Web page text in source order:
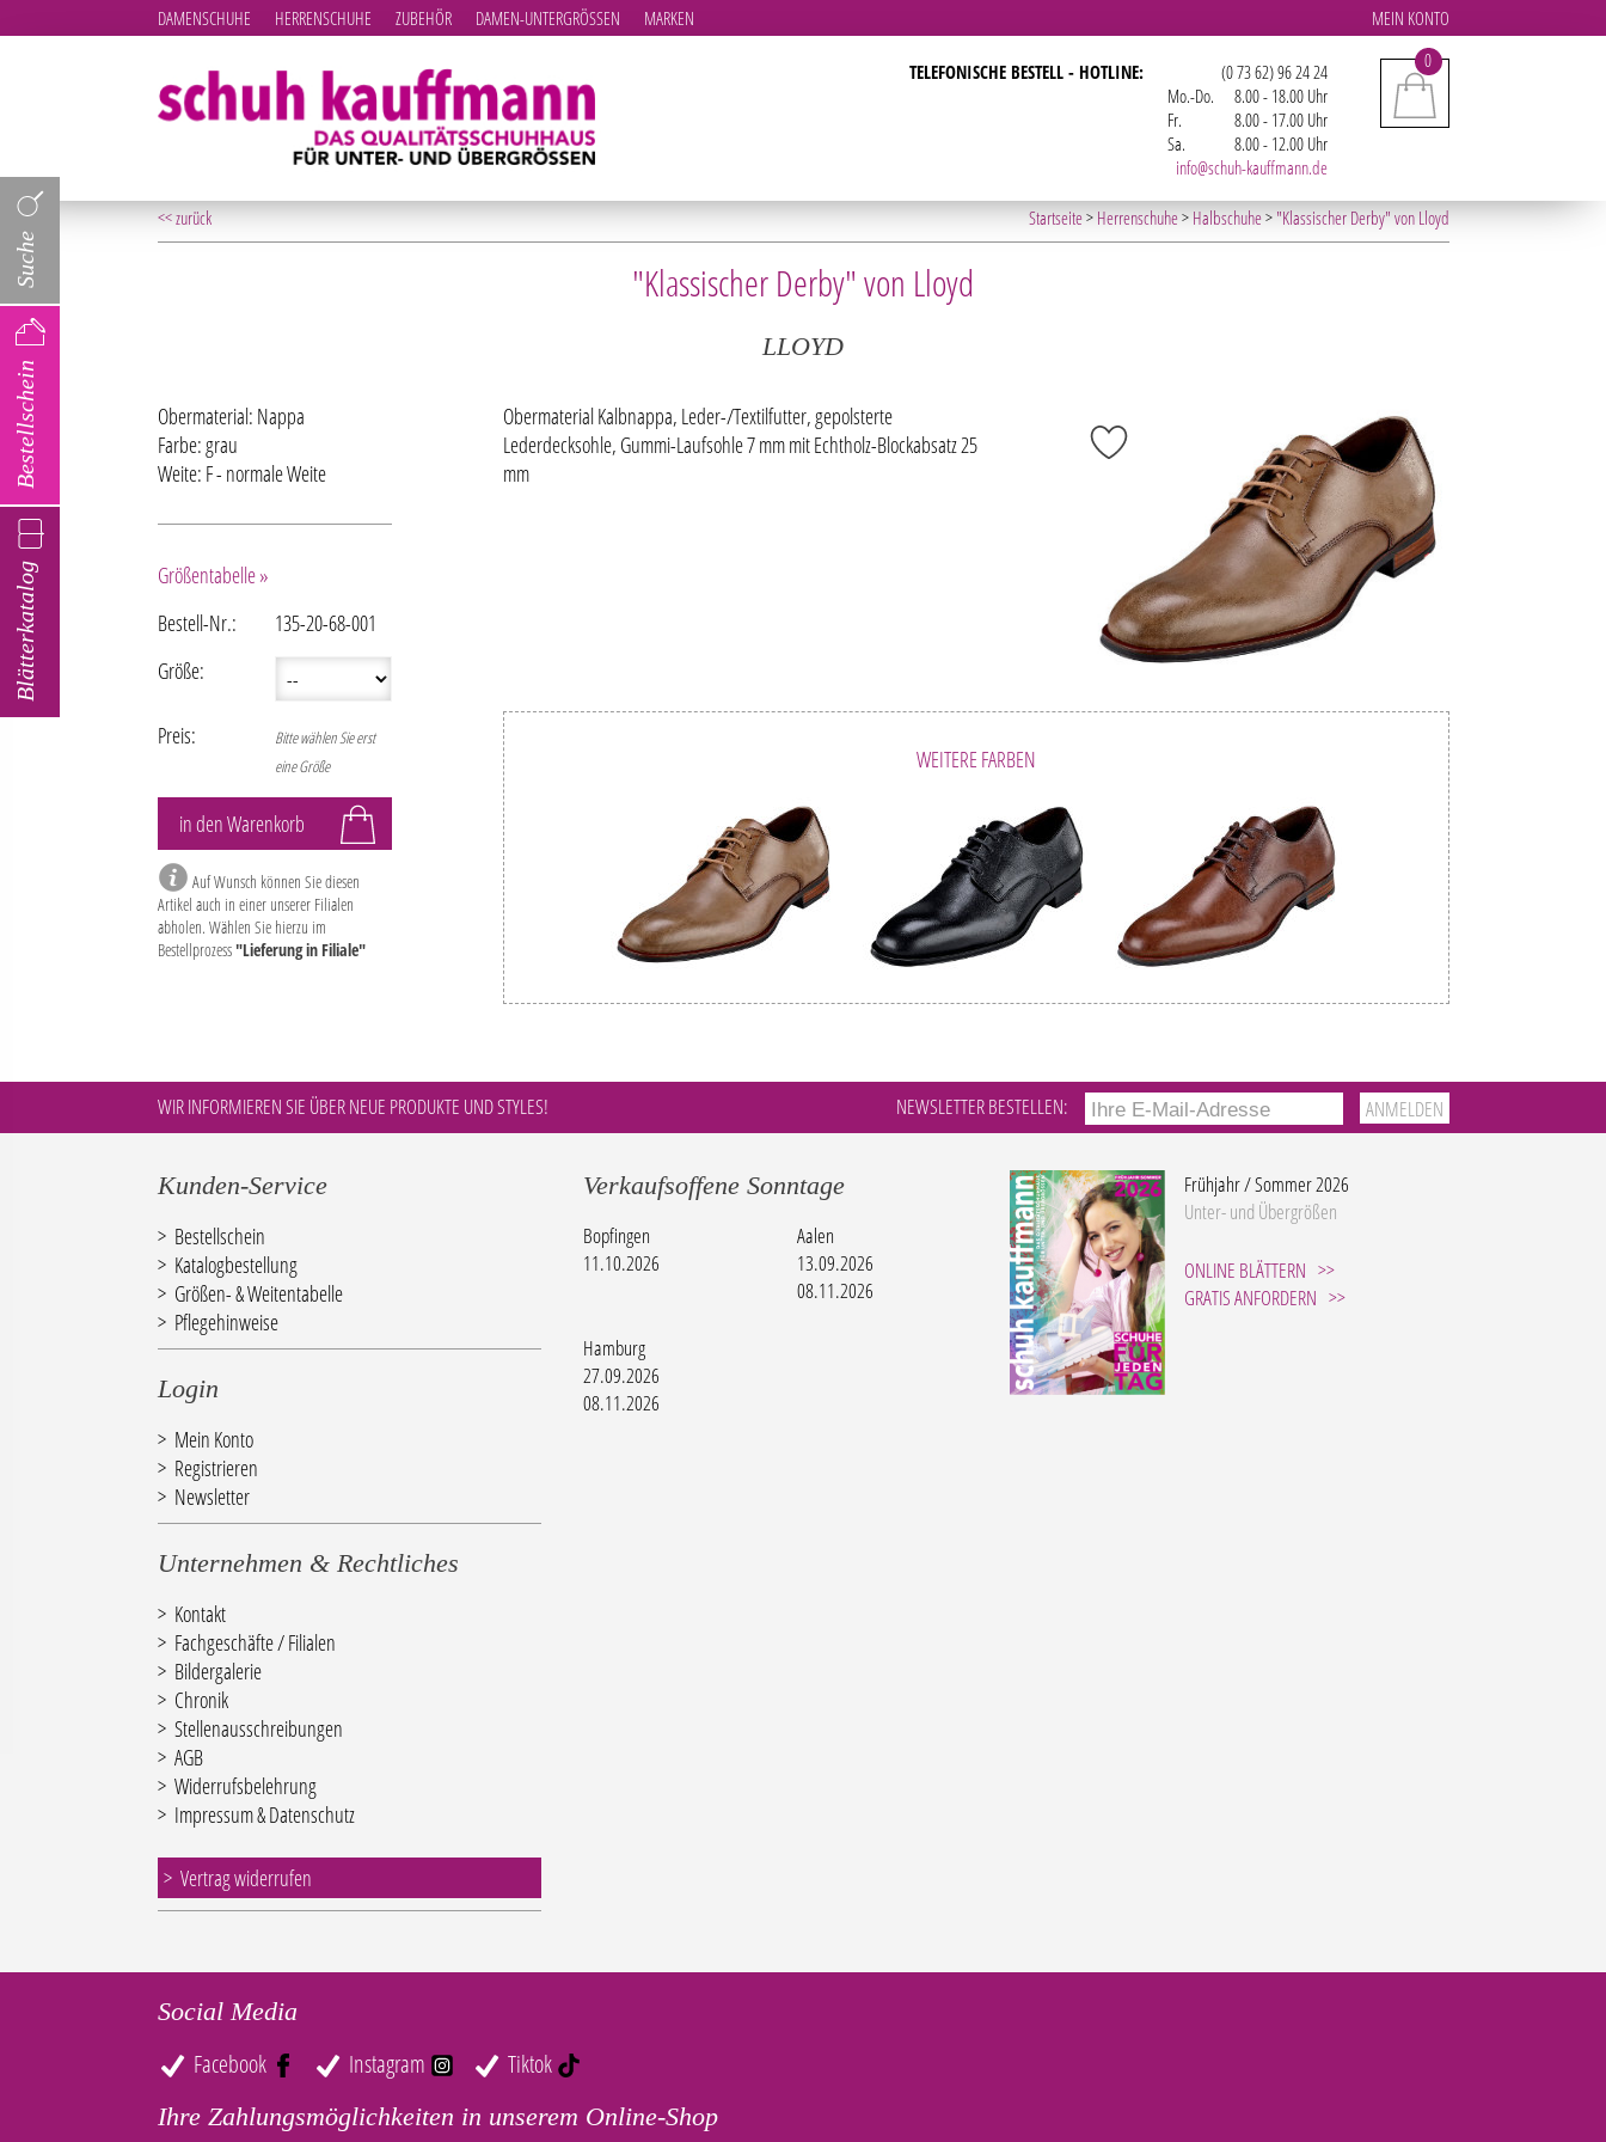
Blätterkatalog
Bestellschein
Suche
MEIN KONTO
DAMENSCHUHE HERRENSCHUHE ZUBEHÖR DAMEN-UNTERGRÖSSEN
MARKEN
0
TELEFONISCHE BESTELL - HOTLINE:
(0 73 62) 96 24 24
Mo.-Do.
8.00 - 18.00 Uhr
Fr.
8.00 - 17.00 Uhr
Sa.
8.00 - 12.00 Uhr
info@schuh-kauffmann.de
<< zurück Startseite> Herrenschuhe> Halbschuhe> "Klassischer Derby" von Lloyd
"Klassischer Derby" von Lloyd
LLOYD
Obermaterial Kalbnappa, Leder-/Textilfutter, gepolsterte
Lederdecksohle, Gummi-Laufsohle 7 mm mit Echtholz-Blockabsatz 25
mm
WEITERE FARBEN
Obermaterial: Nappa
Farbe: grau
Weite: F - normale Weite
Größentabelle »
Bestell-Nr.:
135-20-68-001
Größe:
Preis:
Bitte wählen Sie erst
eine Größe
Auf Wunsch können Sie diesen
Artikel auch in einer unserer Filialen
abholen. Wählen Sie hierzu im
Bestellprozess"Lieferung in Filiale"
WIR INFORMIEREN SIE ÜBER NEUE PRODUKTE UND STYLES! NEWSLETTER BESTELLEN:
Kunden-Service
Bestellschein
Katalogbestellung
Größen- & Weitentabelle
Pflegehinweise
Login
Mein Konto
Registrieren
Newsletter
Unternehmen & Rechtliches
Kontakt
Fachgeschäfte / Filialen
Bildergalerie
Chronik
Stellenausschreibungen
AGB
Widerrufsbelehrung
Impressum & Datenschutz
Vertrag widerrufen
Verkaufsoffene Sonntage
Bopfingen
11.10.2026
Aalen
13.09.2026
08.11.2026
Hamburg
27.09.2026
08.11.2026
Frühjahr / Sommer 2026
Unter- und Übergrößen
ONLINE BLÄTTERN
GRATIS ANFORDERN
Social Media
Facebook Instagram Tiktok
Ihre Zahlungsmöglichkeiten in unserem Online-Shop